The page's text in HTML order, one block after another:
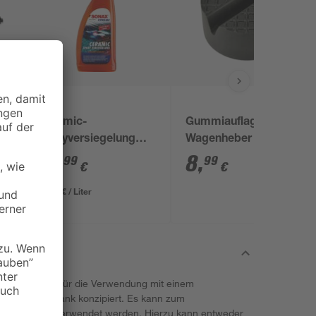
Ceramic-
Sprayversiegelung
'Xtreme' 750 ml
99 €
26,65 € / Liter
Gummiauflage für
Wagenheber Ø 38/65
mm
8,99 €
ist für die Verwendung mit einem
Powerbank konzipiert. Es kann zum
Gerätes verwendet werden. Hierzu kann entweder